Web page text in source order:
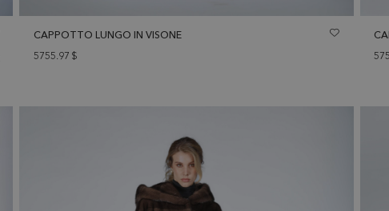
CAPPOTTO LUNGO IN VISONE
5755.97 $